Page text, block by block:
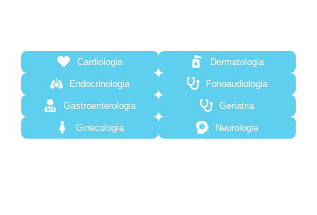
Cardiologia Dermatologia
Endocrinologia Fonoaudiologia
Gastroenterologia Geriatria
Ginecologia Neurologia